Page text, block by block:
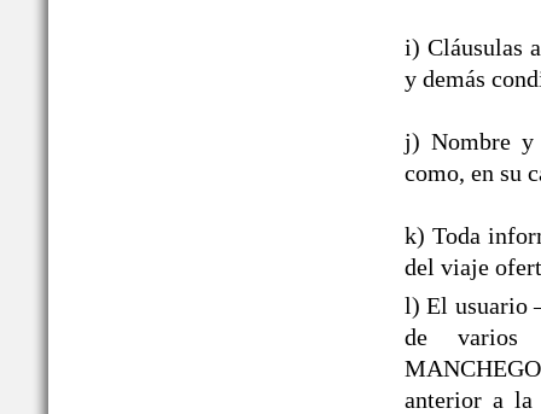
i) Cláusulas
y demás
j) Nombre y
como, en su
k) Toda
del viaje
l) El usuario
de varios
anterior a la